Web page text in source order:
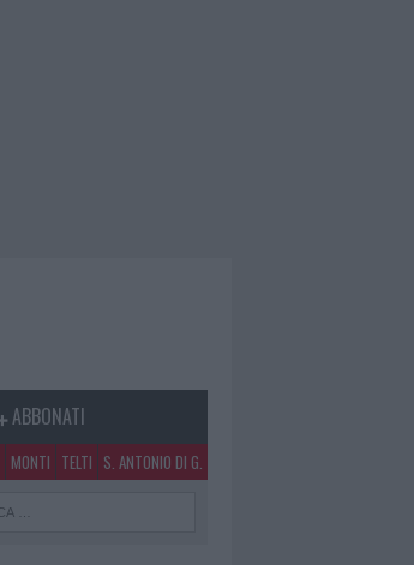
ABBONATI
MONTI TELTI S. ANTONIO DI G.